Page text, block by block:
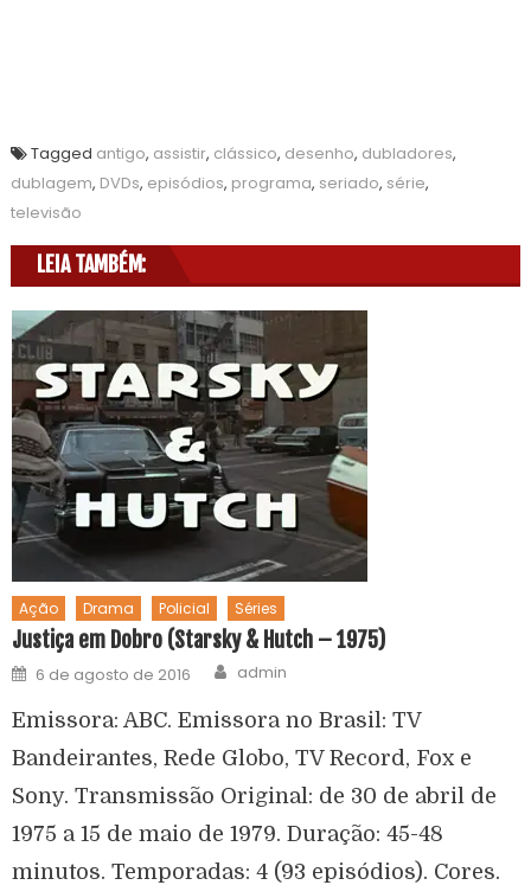
Tagged antigo, assistir, clássico, desenho, dubladores,
dublagem, DVDs, episódios, programa, seriado, série,
televisão
LEIA TAMBÉM:
Ação Drama Policial Séries
Justiça em Dobro (Starsky & Hutch – 1975)
6 de agosto de 2016 admin
Emissora: ABC. Emissora no Brasil: TV
Bandeirantes, Rede Globo, TV Record, Fox e
Sony. Transmissão Original: de 30 de abril de
1975 a 15 de maio de 1979. Duração: 45-48
minutos. Temporadas: 4 (93 episódios). Cores.